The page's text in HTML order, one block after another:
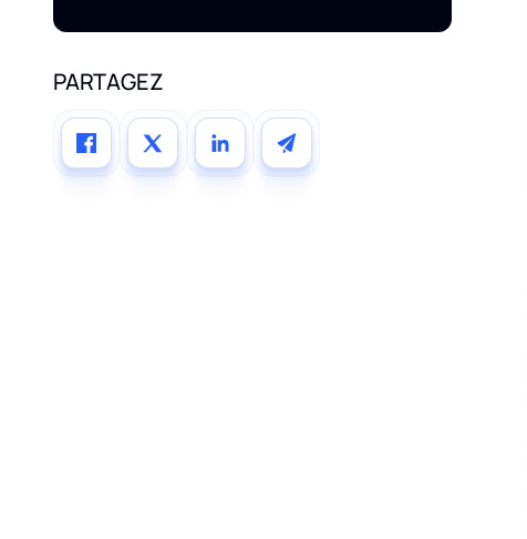
PARTAGEZ